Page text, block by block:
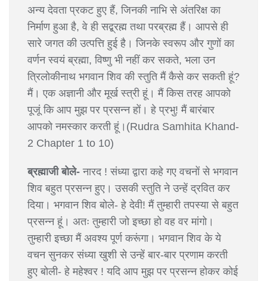
अन्य देवता प्रकट हुए हैं, जिनकी नाभि से अंतरिक्ष का
निर्माण हुआ है, वे ही सद्ब्रह्म तथा परब्रह्म हैं। आपसे ही
सारे जगत की उत्पत्ति हुई है। जिनके स्वरूप और गुणों का
वर्णन स्वयं ब्रह्मा, विष्णु भी नहीं कर सकते, भला उन
त्रिलोकीनाथ भगवान शिव की स्तुति मैं कैसे कर सकती हूं?
मैं। एक अज्ञानी और मूर्ख स्त्री हूं। मैं किस तरह आपको
पूजूं कि आप मुझ पर प्रसन्न हों। हे प्रभु! मैं बारंबार
आपको नमस्कार करती हूं।(Rudra Samhita Khand-
2 Chapter 1 to 10)
ब्रह्माजी बोले- नारद ! संध्या द्वारा कहे गए वचनों से भगवान
शिव बहुत प्रसन्न हुए। उसकी स्तुति ने उन्हें द्रवित कर
दिया। भगवान शिव बोले- हे देवी! मैं तुम्हारी तपस्या से बहुत
प्रसन्न हूं। अतः तुम्हारी जो इच्छा हो वह वर मांगो।
तुम्हारी इच्छा मैं अवश्य पूर्ण करूंगा। भगवान शिव के ये
वचन सुनकर संध्या खुशी से उन्हें बार-बार प्रणाम करती
हुए बोली- हे महेश्वर ! यदि आप मुझ पर प्रसन्न होकर कोई